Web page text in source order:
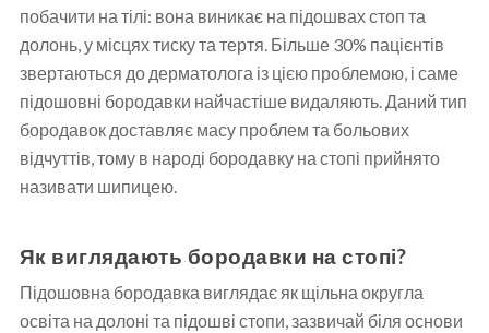
побачити на тілі: вона виникає на підошвах стоп та
долонь, у місцях тиску та тертя. Більше 30% пацієнтів
звертаються до дерматолога із цією проблемою, і саме
підошовні бородавки найчастіше видаляють. Даний тип
бородавок доставляє масу проблем та больових
відчуттів, тому в народі бородавку на стопі прийнято
називати шипицею.
Як виглядають бородавки на стопі?
Підошовна бородавка виглядає як щільна округла
освіта на долоні та підошві стопи, зазвичай біля основи